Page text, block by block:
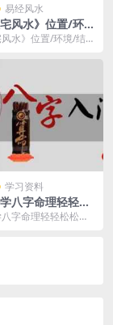
易经风水
风水》位置/环
风水视频学习教
水》位置/环境/结
学习资料
八字命理轻轻松
频培训课程讲座
字命理轻轻松松学